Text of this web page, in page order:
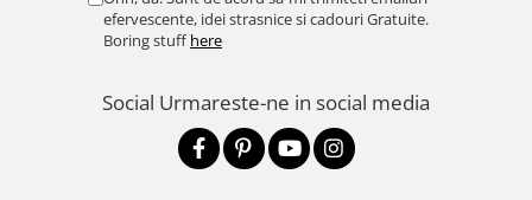
efervescente, idei strasnice si cadouri Gratuite.
Boring stuffhere
Social Urmareste-ne in social media